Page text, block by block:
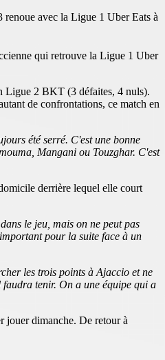
avec la Ligue 1 Uber Eats à
qui retrouve la Ligue 1 Uber
Ligue 2 BKT (3 défaites, 4 nuls).
de confrontations, ce match en
été serré. C'est une bonne
Mangani ou Touzghar. C'est
derrière lequel elle court
le jeu, mais on ne peut pas
pour la suite face à un
les trois points à Ajaccio et ne
faudra tenir. On a une équipe qui a
jouer dimanche. De retour à